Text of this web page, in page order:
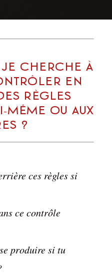
je cherche à
en
règles
ou aux
?
ces règles si
ce contrôle
produire si tu